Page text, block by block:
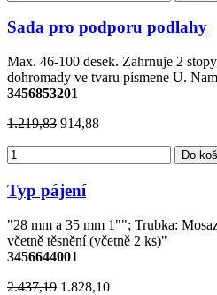
Sada pro podporu podlahy
Max. 46-100 desek. Zahrnuje 2
dohromady ve tvaru písmene U.
3456853201
1.219,83 914,88
Do
Typ pájení
"28 mm a 35 mm 1""; Trubka:
včetně těsnění (včetně 2 ks)"
3456644001
2.437,19 1.828,10